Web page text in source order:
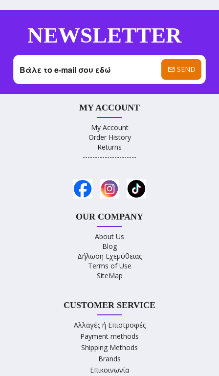
NEWSLETTER
SEND
MY ACCOUNT
My Account
Order History
Returns
----------------------
OUR COMPANY
About Us
Blog
Δήλωση Εχεμύθειας
Terms of Use
SiteMap
CUSTOMER SERVICE
Αλλαγές ή Επιστροφές
Payment methods
Shipping Methods
Brands
Επικοινωνία